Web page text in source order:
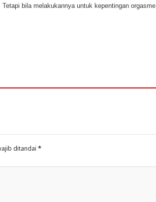
bila melakukannya untuk kepentingan orgasme
ditandai *